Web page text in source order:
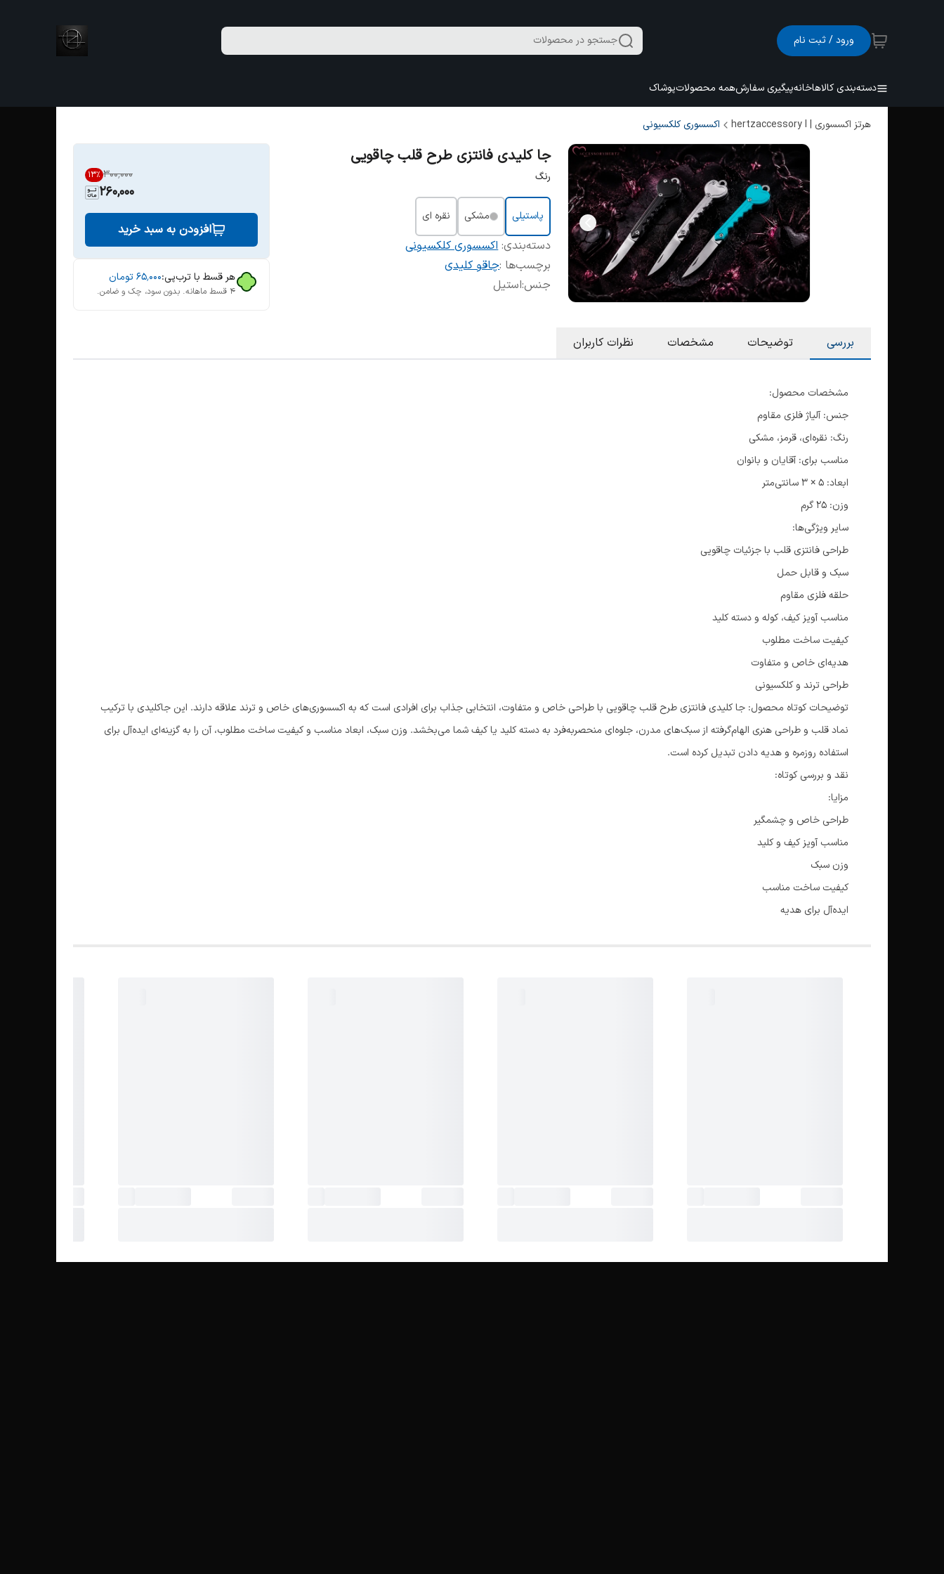
ورود / ثبت نام جستجو در محصولات
دسته‌بندی کالاهاخانهپیگیری سفارشهمه محصولاتپوشاک
هرتز اکسسوری | hertzaccessory l اکسسوری کلکسیونی
جا کلیدی فانتزی طرح قلب چاقویی
رنگ
پاستیلی مشکی نقره ای
دسته‌بندی:اکسسوری کلکسیونی
برچسب‌ها :چاقو کلیدی
جنس:استیل
۳۰۰٬۰۰۰ 13%
260,000
افزودن به سبد خرید
هر قسط با ترب‌پی:۶۵٬۰۰۰تومان
۴ قسط ماهانه. بدون سود، چک و ضامن.
بررسی توضیحات مشخصات نظرات کاربران
مشخصات محصول:
جنس: آلیاژ فلزی مقاوم
رنگ: نقره‌ای، قرمز، مشکی
مناسب برای: آقایان و بانوان
ابعاد: 5 × 3 سانتی‌متر
وزن: 25 گرم
سایر ویژگی‌ها:
طراحی فانتزی قلب با جزئیات چاقویی
سبک و قابل حمل
حلقه فلزی مقاوم
مناسب آویز کیف، کوله و دسته کلید
کیفیت ساخت مطلوب
هدیه‌ای خاص و متفاوت
طراحی ترند و کلکسیونی
توضیحات کوتاه محصول: جا کلیدی فانتزی طرح قلب چاقویی با طراحی خاص و متفاوت، انتخابی جذاب برای افرادی است که به اکسسوری‌های خاص و ترند علاقه دارند. این جاکلیدی با ترکیب
نماد قلب و طراحی هنری الهام‌گرفته از سبک‌های مدرن، جلوه‌ای منحصربه‌فرد به دسته کلید یا کیف شما می‌بخشد. وزن سبک، ابعاد مناسب و کیفیت ساخت مطلوب، آن را به گزینه‌ای ایده‌آل برای
استفاده روزمره و هدیه دادن تبدیل کرده است.
نقد و بررسی کوتاه:
مزایا:
طراحی خاص و چشمگیر
مناسب آویز کیف و کلید
وزن سبک
کیفیت ساخت مناسب
ایده‌آل برای هدیه